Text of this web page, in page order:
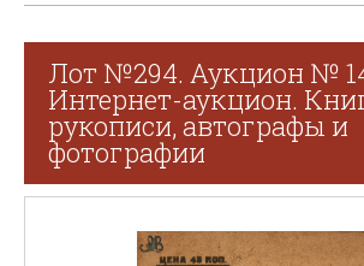
Лот №294. Аукцион №
Интернет-аукцион.
рукописи, автографы и
фотографии